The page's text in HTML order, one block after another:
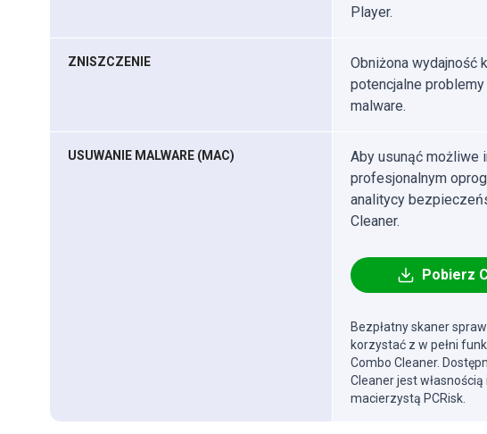
Player.
ZNISZCZENIE
Obniżona wydajność
potencjalne
malware.
USUWANIE MALWARE (MAC)
Aby usunąć możliwe
profesjonalnym
analitycy
Cleaner.
Pobierz
Bezpłatny skaner
korzystać z w pełni
Combo Cleaner.
Cleaner jest
macierzystą PCRisk.